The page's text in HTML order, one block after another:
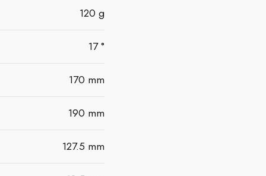
120 g
17 °
170 mm
190 mm
127.5 mm